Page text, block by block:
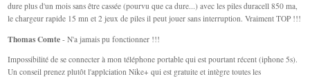
dure plus d'un mois sans être cassée (pourvu que ca dure...) avec les piles duracell 850 ma,
le chargeur rapide 15 mn et 2 jeux de piles il peut jouer sans interruption. Vraiment TOP !!!
Thomas Comte - N'a jamais pu fonctionner !!!
Impossibilité de se connecter à mon téléphone portable qui est pourtant récent (iphone 5s).
Un conseil prenez plutôt l'applciation Nike+ qui est gratuite et intègre toutes les